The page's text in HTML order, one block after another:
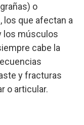
o
que afectan a
los músculos
cabe la
y fracturas
o articular.